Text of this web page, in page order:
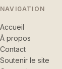
NAVIGATION
Accueil
À propos
Contact
Soutenir le site